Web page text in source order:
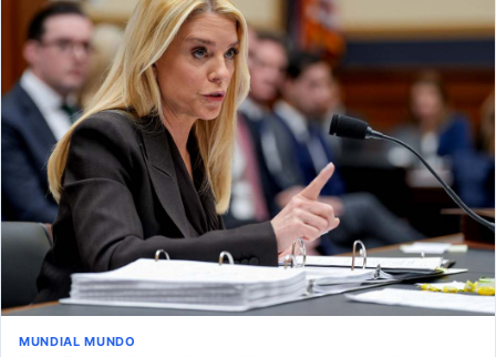
MUNDIAL MUNDO